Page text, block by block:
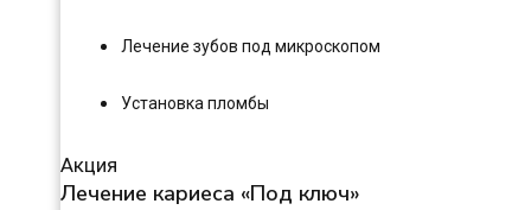
Лечение зубов под микроскопом
Установка пломбы
Акция
Лечение кариеса «Под ключ»